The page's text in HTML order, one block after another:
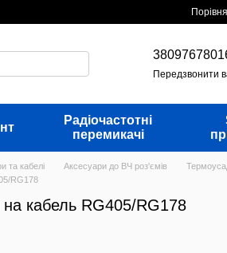
Передзвонити
Радіочастотні
перемикачі
та кабелі Аксесуари до ВЧ роз'ємів
RG178
на кабель RG405/RG178